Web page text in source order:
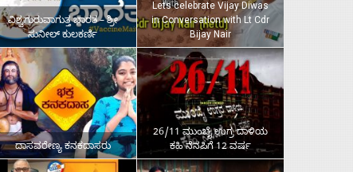
ವಿಶ್ವಗುರುವಾಗುತ್ತ ಭಾರತ – ಶ್ರೀ
ಸುನೀಲ್‌ ಕುಲಕರ್ಣಿ
Lets celebrate Vijay Diwas
in Conversation with Lt Cdr
Bijay Nair
ದಾಸವರೇಣ್ಯ ಕನಕದಾಸರು
26/11 ಮುಂಬೈ ಉಗ್ರ ದಾಳಿಯ
ಕಹಿ ನೆನಪಿಗೆ 12 ವರ್ಷ